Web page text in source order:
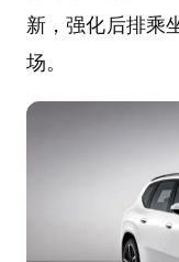
新，强化后排乘
场。